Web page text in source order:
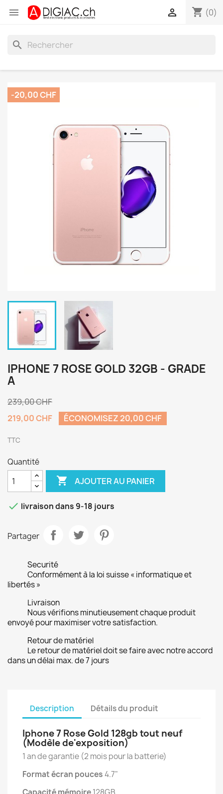
 shopping_cart (0)

search
-20,00 CHF
IPHONE 7 ROSE GOLD 32GB - GRADE
A
239,00 CHF
219,00 CHF
ÉCONOMISEZ 20,00 CHF
TTC
Quantité
 AJOUTER AU PANIER
 livraison dans 9-18 jours
Partager
Securité
Conformément à la loi suisse « informatique et
libertés »
Livraison
Nous vérifions minutieusement chaque produit
envoyé pour maximiser votre satisfaction.
Retour de matériel
Le retour de matériel doit se faire avec notre accord
dans un délai max. de 7 jours
Description Détails du produit
Iphone 7 Rose Gold 128gb tout neuf
(Modèle de'exposition)
1 an de garantie (2 mois pour la batterie)
Format écran pouces4.7"